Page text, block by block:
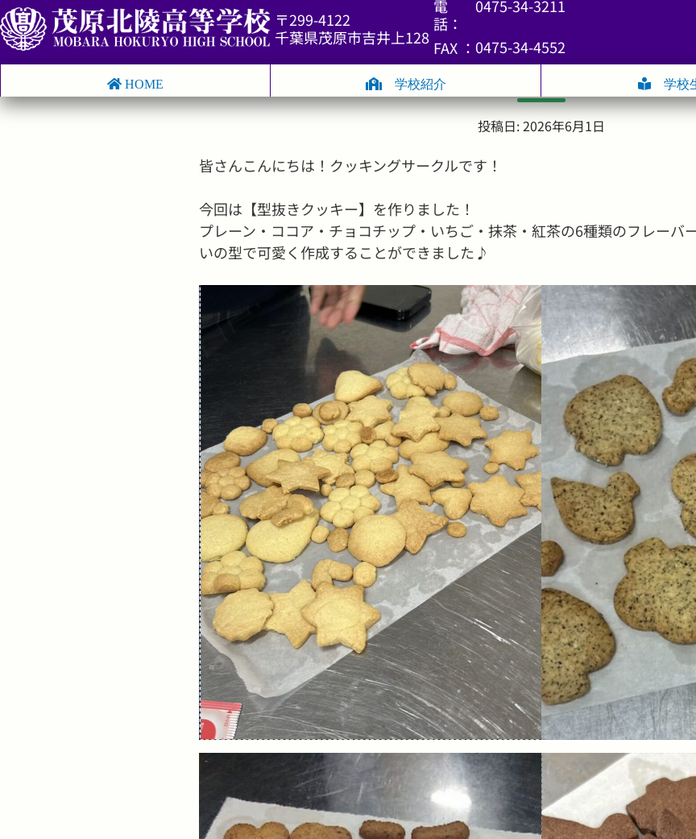
〒299-4122
千葉県茂原市吉井上128
電
話：
0475-34-3211
FAX ： 0475-34-4552
HOME 学校紹介 学校
【クッキングサークル】型抜き
投稿日: 2026年6月1日
皆さんこんにちは！クッキングサークルです！
今回は【型抜きクッキー】を作りました！
プレーン・ココア・チョコチップ・いちご・抹茶・紅茶の6種類のフレーバ
いの型で可愛く作成することができました♪